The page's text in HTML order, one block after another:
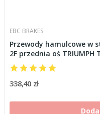
EBC BRAKES
Przewody hamulcowe w
2F przednia oś TRIUMPH
338,40 zł